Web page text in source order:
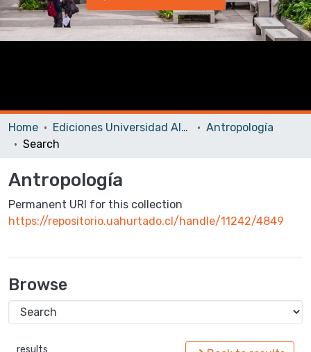
Home Ediciones Universidad Alberto Hurtado
Antropología
Search
Antropología
Permanent URI for this collection
https://repositorio.uahurtado.cl/handle/11242/4849
Browse
results